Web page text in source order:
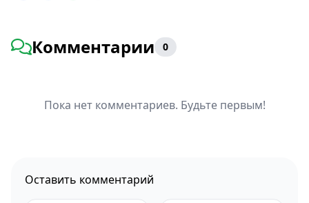
Комментарии 0
Пока нет комментариев. Будьте первым!
Оставить комментарий